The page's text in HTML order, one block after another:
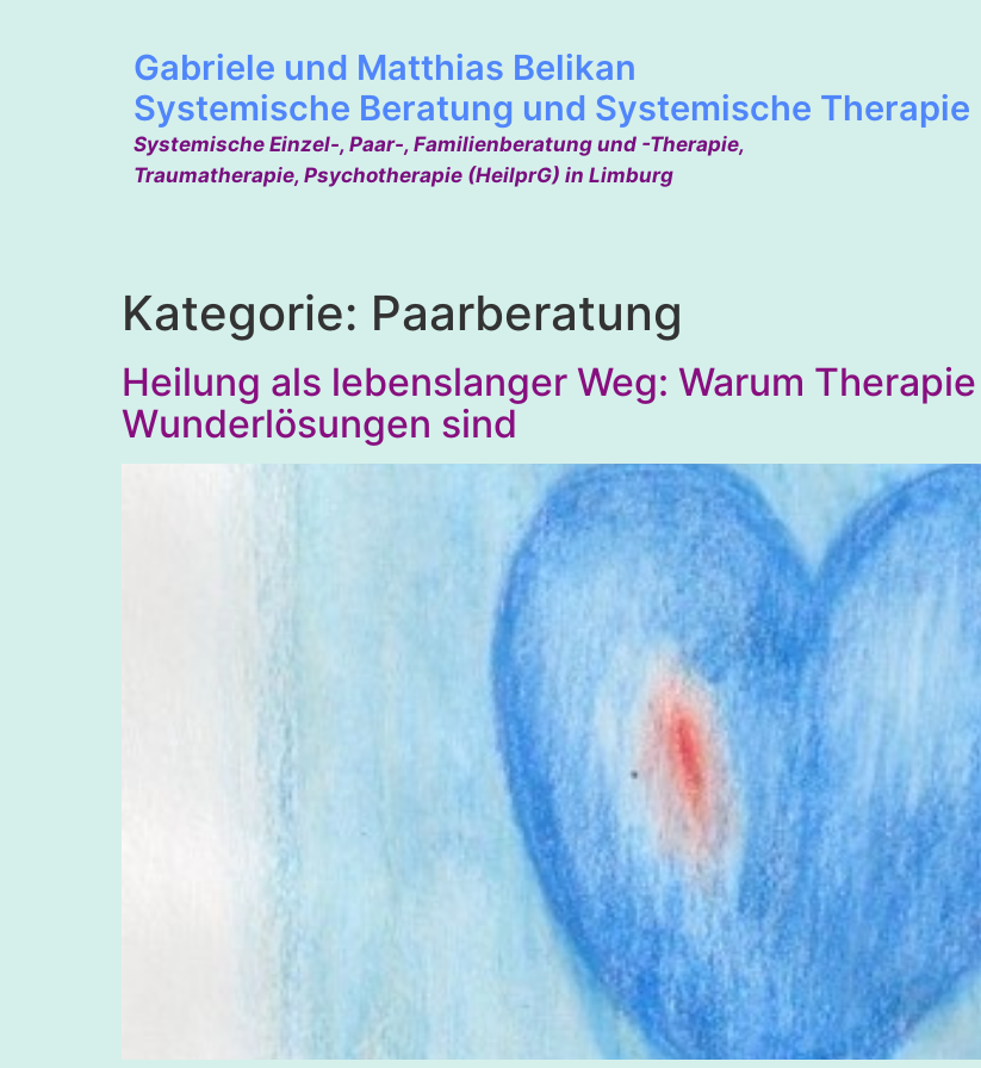
Gabriele und Matthias Belikan
Systemische Beratung und Systemische Therapie
Systemische Einzel-, Paar-, Familienberatung und -Therapie,
Traumatherapie, Psychotherapie (HeilprG) in Limburg
Kategorie: Paarberatung
Heilung als lebenslanger Weg: Warum
Wunderlösungen sind